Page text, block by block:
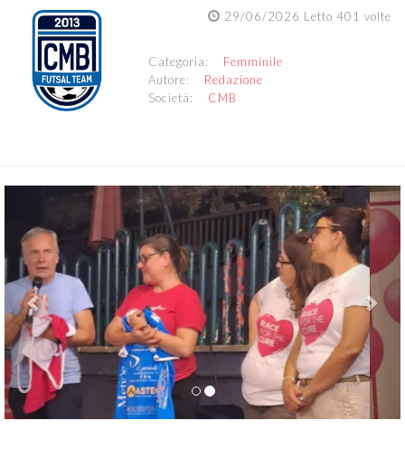
29/06/2026 Letto 401 volte
Categoria: Femminile
Autore: Redazione
Società: CMB
Previous